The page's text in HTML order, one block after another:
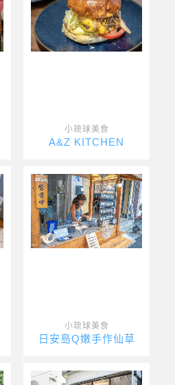
小琉球美食
A&Z KITCHEN
小琉球美食
日安島Q嫩手作仙草